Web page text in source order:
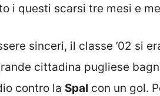
i questi scarsi tre mesi e
sinceri, il classe ’02 si
cittadina pugliese
contro la Spal con un gol.